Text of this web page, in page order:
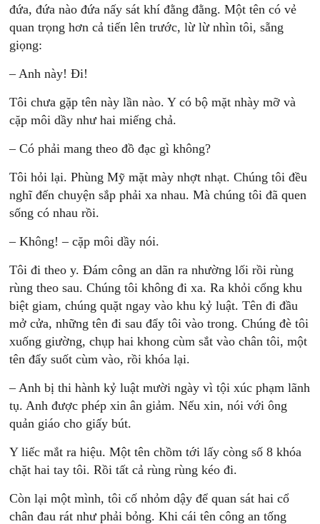
đứa, đứa nào đứa nấy sát khí đằng đằng. Một tên có vẻ
quan trọng hơn cả tiến lên trước, lừ lừ nhìn tôi, sẵng
giọng:
– Anh này! Ði!
Tôi chưa gặp tên này lần nào. Y có bộ mặt nhày mỡ và
cặp môi dầy như hai miếng chả.
– Có phải mang theo đồ đạc gì không?
Tôi hỏi lại. Phùng Mỹ mặt mày nhợt nhạt. Chúng tôi đều
nghĩ đến chuyện sắp phải xa nhau. Mà chúng tôi đã quen
sống có nhau rồi.
– Không! – cặp môi dầy nói.
Tôi đi theo y. Ðám công an dãn ra nhường lối rồi rùng
rùng theo sau. Chúng tôi không đi xa. Ra khỏi cổng khu
biệt giam, chúng quặt ngay vào khu kỷ luật. Tên đi đầu
mở cửa, những tên đi sau đẩy tôi vào trong. Chúng đè tôi
xuống giường, chụp hai khong cùm sắt vào chân tôi, một
tên đẩy suốt cùm vào, rồi khóa lại.
– Anh bị thi hành kỷ luật mười ngày vì tội xúc phạm lãnh
tụ. Anh được phép xin ân giảm. Nếu xin, nói với ông
quản giáo cho giấy bút.
Y liếc mắt ra hiệu. Một tên chồm tới lấy còng số 8 khóa
chặt hai tay tôi. Rồi tất cả rùng rùng kéo đi.
Còn lại một mình, tôi cố nhỏm dậy để quan sát hai cổ
chân đau rát như phải bỏng. Khi cái tên công an tống